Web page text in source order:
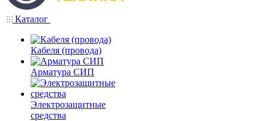
Каталог
Кабеля (провода)
Арматура СИП
Электрозащитные
средства